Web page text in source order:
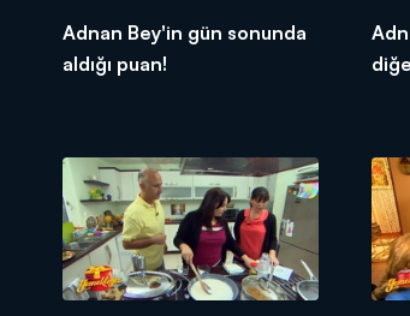
Adnan Bey'in gün sonunda
aldığı puan!